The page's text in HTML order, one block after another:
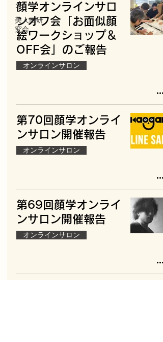
ク
美人画研
究会
顔学オンラインサロ
ンオフ会「お面似顔
絵ワークショップ＆
OFF会」のご報告
オンラインサロン
第70回顔学オンライ
ンサロン開催報告
オンラインサロン
第69回顔学オンライ
ンサロン開催報告
オンラインサロン